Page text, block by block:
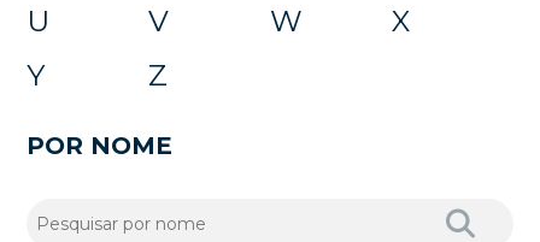
U
V W
X
Y
Z
POR NOME